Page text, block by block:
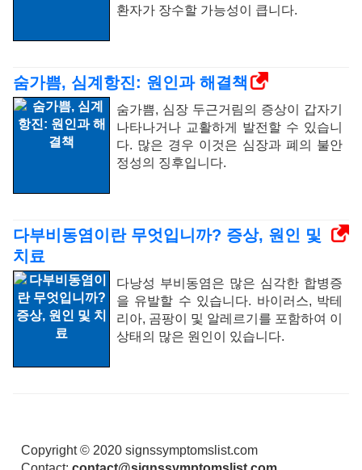
환자가 장수할 가능성이 큽니다.
숨가쁨, 심계항진: 원인과 해결책
숨가쁨, 심장 두근거림의 증상이 갑자기
나타나거나 교활하게 발전할 수 있습니
다. 많은 경우 이것은 심장과 폐의 불안
정성의 징후입니다.
다부비동염이란 무엇입니까? 증상, 원인 및
치료
다낭성 부비동염은 많은 심각한 합병증
을 유발할 수 있습니다. 바이러스, 박테
리아, 곰팡이 및 알레르기를 포함하여 이
상태의 많은 원인이 있습니다.
Copyright © 2020 signssymptomslist.com